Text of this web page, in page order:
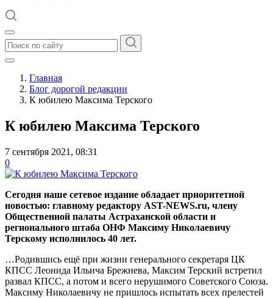
Главная
Блог дорогой редакции
К юбилею Максима Терского
К юбилею Максима Терского
7 сентября 2021, 08:31
0
Сегодня наше сетевое издание обладает приоритетной
новостью: главному редактору AST-NEWS.ru, члену
Общественной палаты Астраханской области и
регионального штаба ОНФ Максиму Николаевичу
Терскому исполнилось 40 лет.
…Родившись ещё при жизни генерального секретаря ЦК
КПСС Леонида Ильича Брежнева, Максим Терский встретил
развал КПСС, а потом и всего нерушимого Советского Союза.
Максиму Николаевичу не пришлось испытать всех прелестей